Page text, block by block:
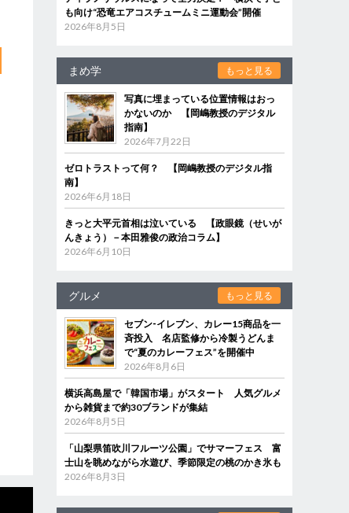
も向け“恐竜エアコスチュームミニ運動会”開催
2026年8月5日
まめ学 もっと見る
写真に埋まっている位置情報はおっ
かないのか 【岡嶋教授のデジタル
指南】
2026年7月22日
ゼロトラストって何？ 【岡嶋教授のデジタル指
南】
2026年6月18日
きっと大平元首相は泣いている 【政眼鏡（せいが
んきょう）－本田雅俊の政治コラム】
2026年6月10日
グルメ もっと見る
セブン‐イレブン、カレー15商品を一
斉投入 名店監修から冷製うどんま
で“夏のカレーフェス”を開催中
2026年8月6日
横浜高島屋で「韓国市場」がスタート 人気グルメ
から雑貨まで約30ブランドが集結
2026年8月5日
「山梨県笛吹川フルーツ公園」でサマーフェス 富
士山を眺めながら水遊び、季節限定の桃のかき氷も
2026年8月3日